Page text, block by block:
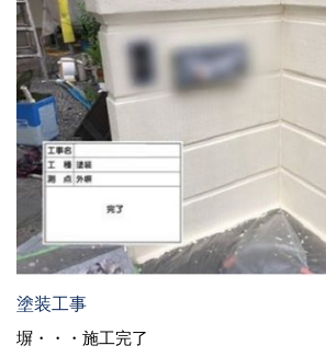
塗装工事
塀・・・施工完了